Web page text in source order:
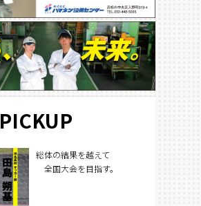
PICKUP
総体の結果を越えて
全国大会を目指す。